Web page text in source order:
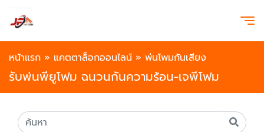
หน้าแรก » แคตตาล็อกออนไลน์ » พ่นโพมกันเสียง
รับพ่นพียูโฟม ฉนวนกันความร้อน-เจพีโฟม